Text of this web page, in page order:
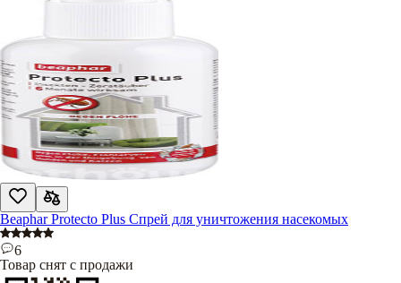
Beaphar Protecto Plus Спрей для уничтожения насекомых
6
Товар снят с продажи